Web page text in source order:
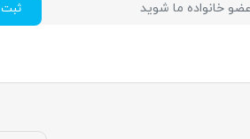
ثبت